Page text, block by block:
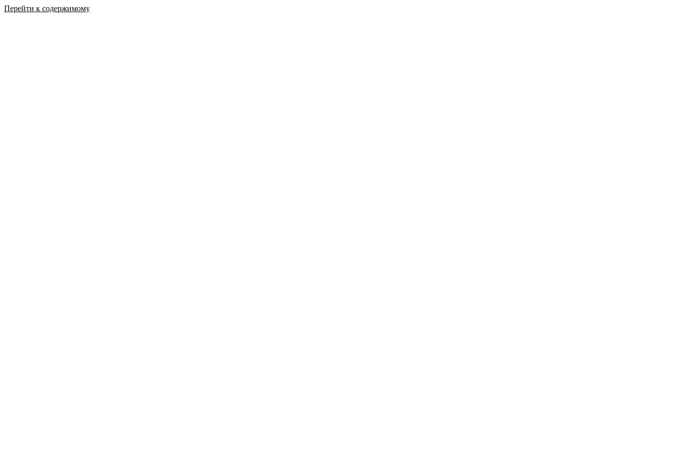
Перейти к содержимому